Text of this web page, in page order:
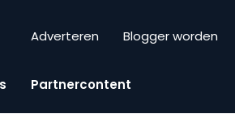
Adverteren Blogger worden
Partnercontent